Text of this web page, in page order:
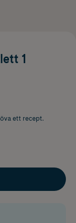
1
ett recept.